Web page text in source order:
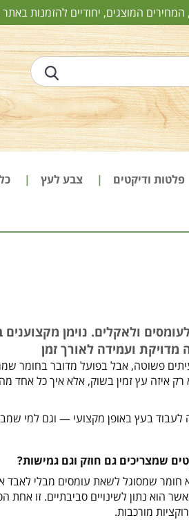
המחירים המוצגים, יחודיים להזמנות
פלטות ודיקטים צבע לעץ
ולאקלים. נוימן
מדויקת ועמידה לאורך זמן
פשוטה, אבל בפועל מדובר בחומר
רק איזה עץ זמין בשוק, אלא איך כל
בעץ באופן מקצועי — וגם למי
שמצריכים גם חוזק וגם גמישות?
חומר שמסוגל לשאת עומסים מבלי
הוא נתון לשינויים סביבתיים. זו אחת
מורכבות.